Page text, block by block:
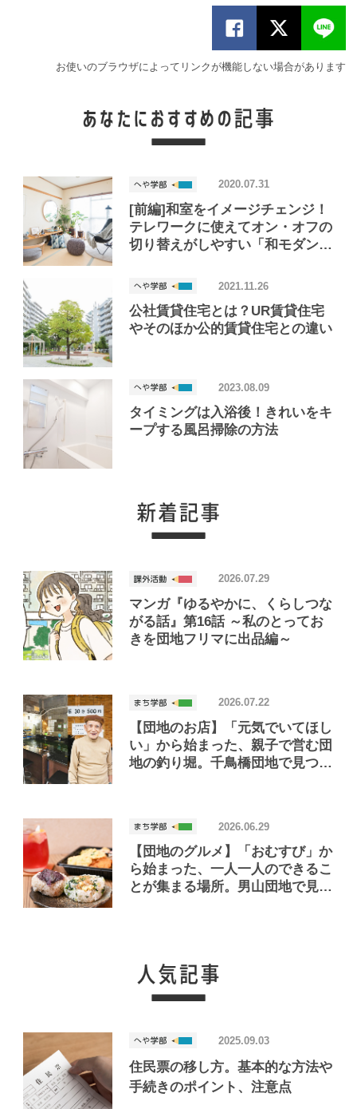
お使いのブラウザによってリンクが機能しない場合があります
[前編]和室をイメージチェンジ！
テレワークに使えてオン・オフの
切り替えがしやすい「和モダン」
2020.07.31
公社賃貸住宅とは？UR賃貸住宅
やそのほか公的賃貸住宅との違い
2021.11.26
タイミングは入浴後！きれいをキ
ープする風呂掃除の方法
2023.08.09
マンガ『ゆるやかに、くらしつな
がる話』第16話 ～私のとってお
きを団地フリマに出品編～
2026.07.29
【団地のお店】「元気でいてほし
い」から始まった、親子で営む団
地の釣り堀。千鳥橋団地で見つけ
2026.07.22
【団地のグルメ】「おむすび」か
ら始まった、一人一人のできるこ
とが集まる場所。男山団地で見つ
2026.06.29
住民票の移し方。基本的な方法や
手続きのポイント、注意点
2025.09.03